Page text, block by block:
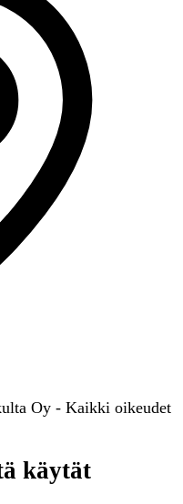
Oy - Kaikki oikeudet
käytät